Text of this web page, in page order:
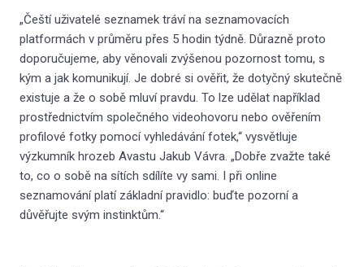
„Čeští uživatelé seznamek tráví na seznamovacích
platformách v průměru přes 5 hodin týdně. Důrazně proto
doporučujeme, aby věnovali zvýšenou pozornost tomu, s
kým a jak komunikují. Je dobré si ověřit, že dotyčný skutečně
existuje a že o sobě mluví pravdu. To lze udělat například
prostřednictvím společného videohovoru nebo ověřením
profilové fotky pomocí vyhledávání fotek,“ vysvětluje
výzkumník hrozeb Avastu Jakub Vávra. „Dobře zvažte také
to, co o sobě na sítích sdílíte vy sami. I při online
seznamování platí základní pravidlo: buďte pozorní a
důvěřujte svým instinktům.“